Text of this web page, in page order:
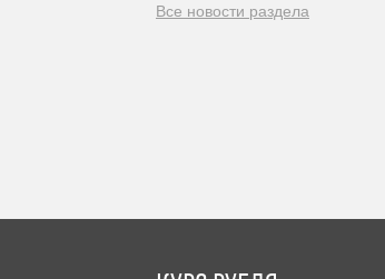
Все новости раздела